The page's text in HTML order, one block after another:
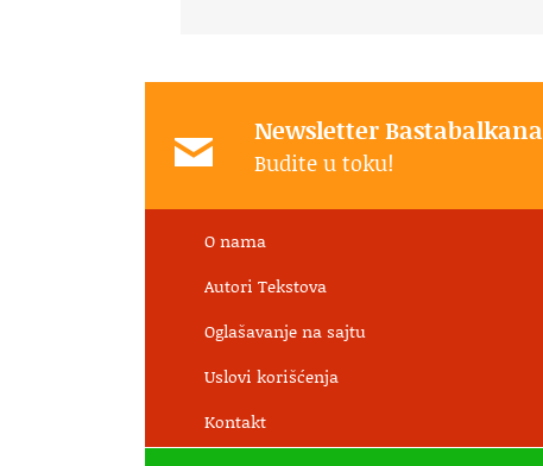
Newsletter Bastabalkana
Budite u toku!
O nama
Autori Tekstova
Oglašavanje na sajtu
Uslovi korišćenja
Kontakt